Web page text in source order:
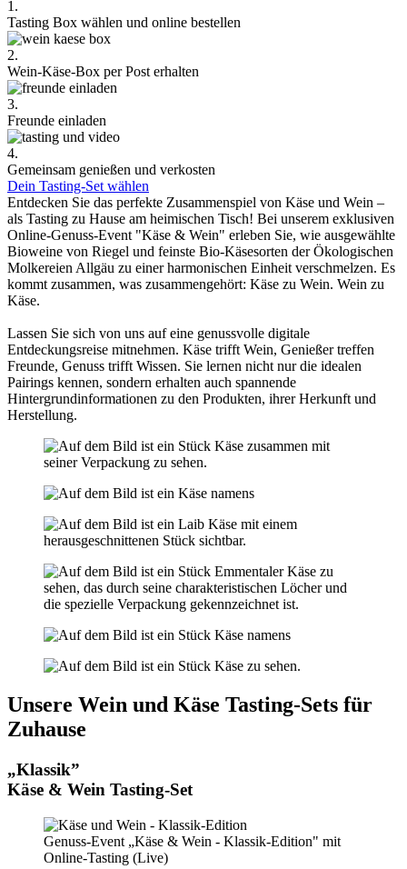
1.
Tasting Box wählen und online bestellen
2.
Wein-Käse-Box per Post erhalten
3.
Freunde einladen
4.
Gemeinsam genießen und verkosten
Dein Tasting-Set wählen
Entdecken Sie das perfekte Zusammenspiel von Käse und Wein –
als Tasting zu Hause am heimischen Tisch! Bei unserem exklusiven
Online-Genuss-Event "Käse & Wein" erleben Sie, wie ausgewählte
Bioweine von Riegel und feinste Bio-Käsesorten der Ökologischen
Molkereien Allgäu zu einer harmonischen Einheit verschmelzen. Es
kommt zusammen, was zusammengehört: Käse zu Wein. Wein zu
Käse.
Lassen Sie sich von uns auf eine genussvolle digitale
Entdeckungsreise mitnehmen. Käse trifft Wein, Genießer treffen
Freunde, Genuss trifft Wissen. Sie lernen nicht nur die idealen
Pairings kennen, sondern erhalten auch spannende
Hintergrundinformationen zu den Produkten, ihrer Herkunft und
Herstellung.
Unsere Wein und Käse Tasting-Sets für
Zuhause
„Klassik”
Käse & Wein Tasting-Set
Genuss-Event „Käse & Wein - Klassik-Edition" mit
Online-Tasting (Live)